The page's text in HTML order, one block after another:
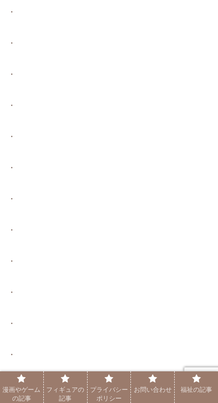
・
・
・
・
・
・
・
・
・
・
・
・
・
漫画やゲーム
の記事
フィギュアの
記事
プライバシー
ポリシー
お問い合わせ 福祉の記事